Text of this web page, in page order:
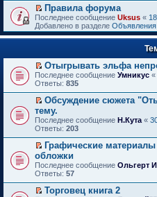
й
т
и
к
п
в
о
м
у
н
е
п
р
о
ч
и
т
а
н
о
П
е
р
е
т
и
к
п
р
о
м
у
н
е
п
р
о
ч
и
Правила форума
Последнее сообщение Uksus «
Добавлено в разделе
П
е
е
й
т
и
к
п
е
р
в
о
м
у
Отыгрывать эльфа
Последнее сообщение Умникус «
Ответы: 835
П
е
р
е
й
т
и
к
п
е
р
Обсуждение сюжета
тему.
Последнее сообщение Н.Кута «
Ответы: 203
П
е
р
е
й
Графические
обложки
Последнее сообщение Ольгерт
Ответы: 57
Торговец книга 2